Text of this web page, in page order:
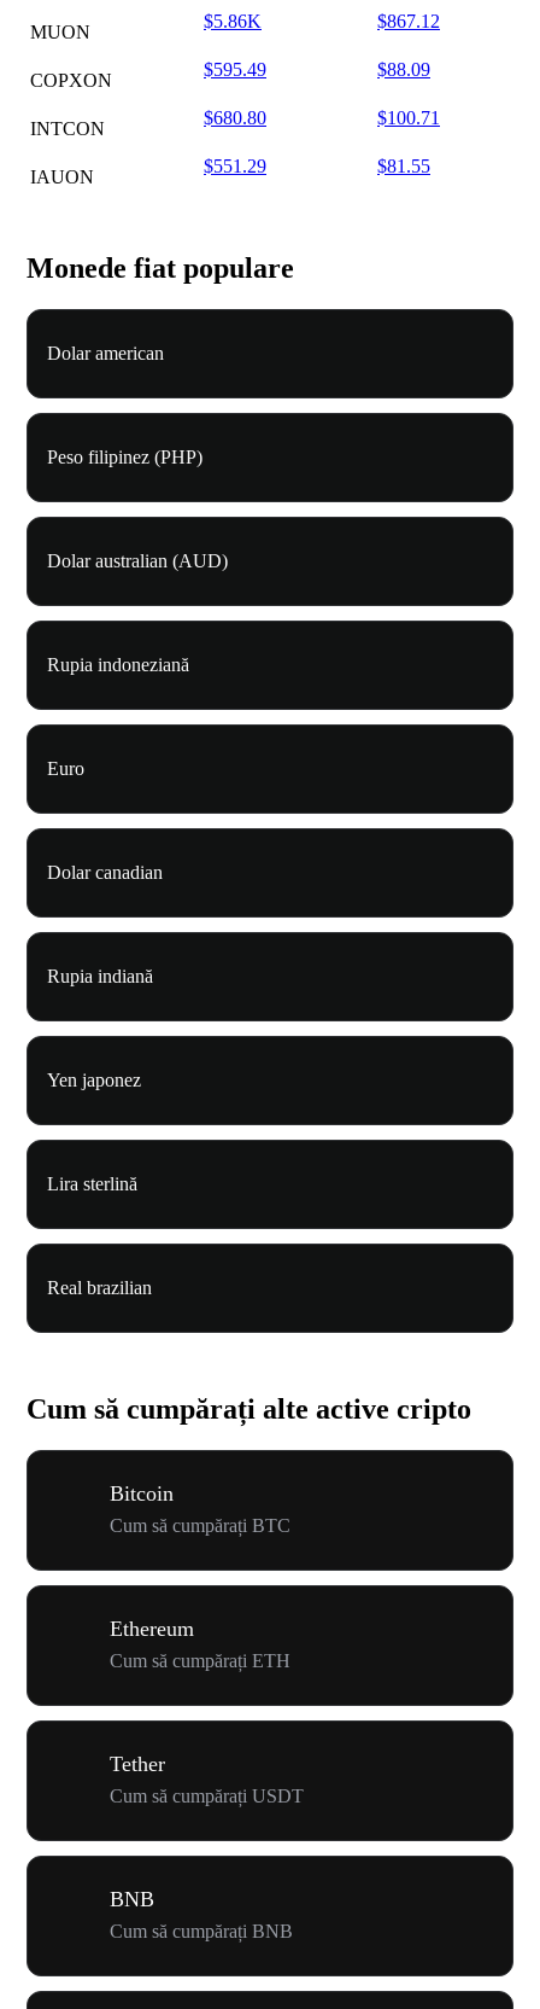
MUON
$5.86K $867.12
COPXON
$595.49 $88.09
INTCON
$680.80 $100.71
IAUON
$551.29 $81.55
Monede fiat populare
Dolar american
Peso filipinez (PHP)
Dolar australian (AUD)
Rupia indoneziană
Euro
Dolar canadian
Rupia indiană
Yen japonez
Lira sterlină
Real brazilian
Cum să cumpărați alte active cripto
Bitcoin
Cum să cumpărați BTC
Ethereum
Cum să cumpărați ETH
Tether
Cum să cumpărați USDT
BNB
Cum să cumpărați BNB